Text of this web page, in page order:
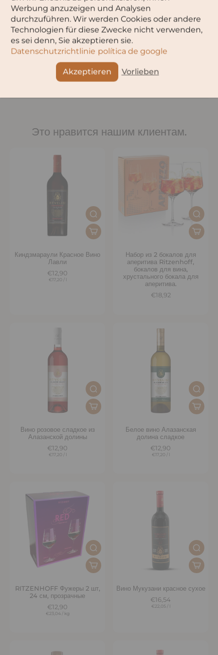
наслаждению.Узнайте больше о грузинском оранжевом
вине и его многогранном вкусе – настоящем
приглашении в путешествие по древнему искусству
виноделия Грузии.
Это нравится нашим клиентам.
Киндзмараули Красное Вино
Лавли
€12,90
€17,20 / l
Набор из 2 бокалов для
аперитива Ritzenhoff,
бокалов для вина,
хрустального бокала для
аперитива.
€18,92
Вино розовое сладкое из
Алазанской долины
€12,90
€17,20 / l
Белое вино Алазанская
долина сладкое
€12,90
€17,20 / l
RITZENHOFF Фужеры 2 шт,
24 см, прозрачные
€12,90
€23,04 / kg
Вино Мукузани красное сухое
€16,54
€22,05/ l
Werbung anzuzeigen und Analysen
durchzuführen. Wir werden Cookies oder andere
Technologien für diese Zwecke nicht verwenden,
es sei denn, Sie akzeptieren sie.
Datenschutzrichtlinie política de google
Akzeptieren Vorlieben